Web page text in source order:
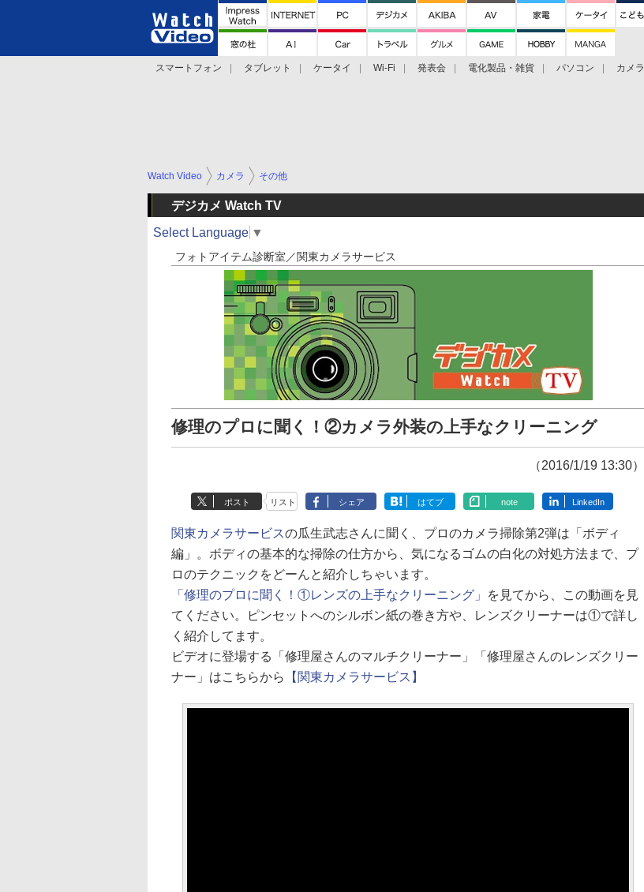
スマートフォン タブレット ケータイ Wi-Fi 発表会 電化製品・雑貨 パソコン カメラ
Watch Video カメラ その他
デジカメ Watch TV
Select Language ▼
フォトアイテム診断室／関東カメラサービス
修理のプロに聞く！②カメラ外装の上手なクリーニング
（2016/1/19 13:30）
ポスト リスト シェア はてブ note LinkedIn
関東カメラサービスの瓜生武志さんに聞く、プロのカメラ掃除第2弾は「ボディ
編」。ボディの基本的な掃除の仕方から、気になるゴムの白化の対処方法まで、プ
ロのテクニックをどーんと紹介しちゃいます。
「修理のプロに聞く！①レンズの上手なクリーニング」
を見てから、この動画を見
てください。ピンセットへのシルボン紙の巻き方や、レンズクリーナーは①で詳し
く紹介してます。
ビデオに登場する「修理屋さんのマルチクリーナー」「修理屋さんのレンズクリー
ナー」はこちらから
【関東カメラサービス】